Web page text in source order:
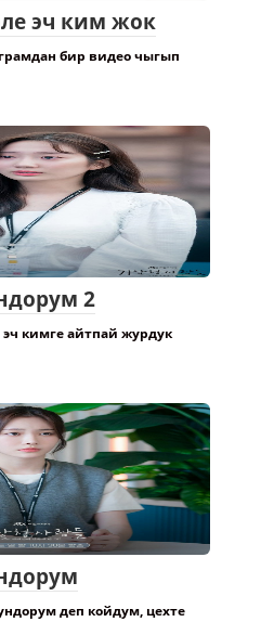
эч ким жок
бир видео чыгып
2
кимге айтпай журдук
деп койдум, цехте